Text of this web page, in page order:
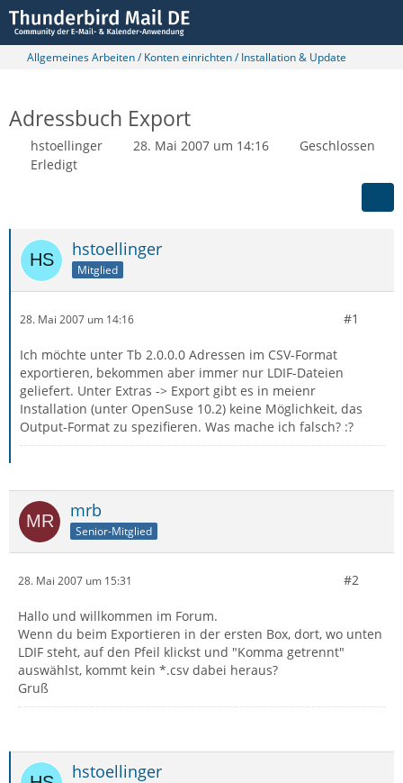
Allgemeines Arbeiten / Konten einrichten / Installation & Update
Adressbuch Export
hstoellinger 28. Mai 2007 um 14:16
Geschlossen
Erledigt
hstoellinger
Mitglied
28. Mai 2007 um 14:16 #1
Ich möchte unter Tb 2.0.0.0 Adressen im CSV-Format
exportieren, bekommen aber immer nur LDIF-Dateien
geliefert. Unter Extras -> Export gibt es in meienr
Installation (unter OpenSuse 10.2) keine Möglichkeit, das
Output-Format zu spezifieren. Was mache ich falsch? :?
mrb
Senior-Mitglied
28. Mai 2007 um 15:31 #2
Hallo und willkommen im Forum.
Wenn du beim Exportieren in der ersten Box, dort, wo unten
LDIF steht, auf den Pfeil klickst und "Komma getrennt"
auswählst, kommt kein *.csv dabei heraus?
Gruß
hstoellinger